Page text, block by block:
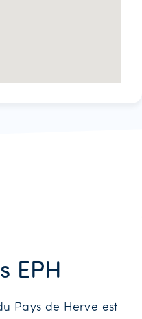
EPH
Pays de Herve est